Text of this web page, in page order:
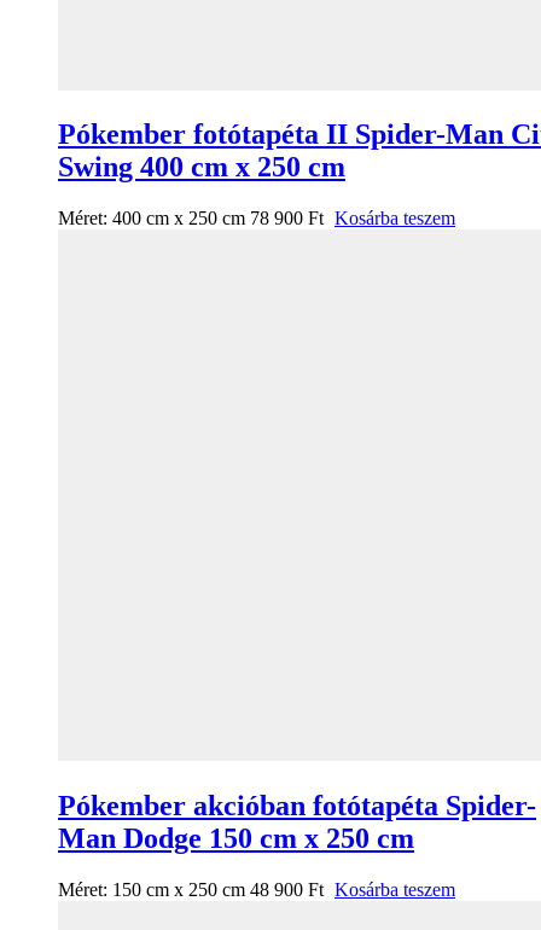
Pókember fotótapéta II Spider-Man
Swing 400 cm x 250 cm
Méret: 400 cm x 250 cm 78 900 Ft Kosárba teszem
Pókember akcióban fotótapéta Spider-
Man Dodge 150 cm x 250 cm
Méret: 150 cm x 250 cm 48 900 Ft Kosárba teszem